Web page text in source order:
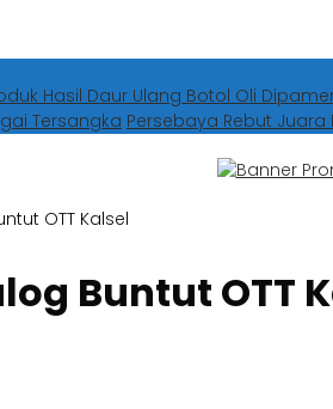
Hasil Daur Ulang Botol Oli
Tersangka Persebaya Rebut Juara
OTT Kalsel
Buntut OTT